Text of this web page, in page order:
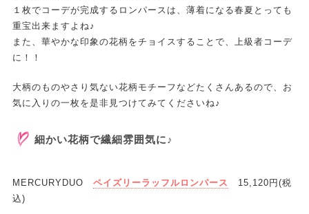
１枚でコーデが完成するロンパースは、薄着になる春夏とっても
重宝出来ますよね♪
また、華やかな印象の花柄をチョイスすることで、上級者コーデ
に！！
大柄のものやさり気ない花柄モチーフなどたくさんあるので、お
気に入りの一枚を是非見つけてみてくださいね♪
細かい花柄で繊細雰囲気に♪
MERCURYDUO ペイズリーラッフルロンパース
15,120円(税
込)